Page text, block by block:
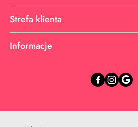
Strefa klienta
Informacje